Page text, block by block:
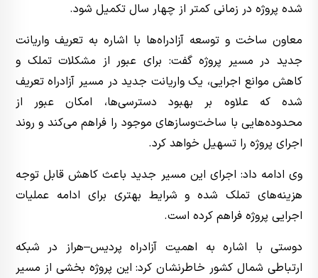
شده پروژه در زمانی کمتر از چهار سال تکمیل شود.
معاون ساخت و توسعه آزادراه‌ها با اشاره به تعریف واریانت
جدید در مسیر پروژه گفت: برای عبور از مشکلات تملک و
کاهش موانع اجرایی، یک واریانت جدید در مسیر آزادراه تعریف
شده که علاوه بر بهبود دسترسی‌ها، امکان عبور از
محدوده‌هایی با ساخت‌وسازهای موجود را فراهم می‌کند و روند
اجرای پروژه را تسهیل خواهد کرد.
وی ادامه داد: اجرای این مسیر جدید باعث کاهش قابل توجه
هزینه‌های تملک شده و شرایط بهتری برای ادامه عملیات
اجرایی پروژه فراهم کرده است.
دوستی با اشاره به اهمیت آزادراه پردیس–هراز در شبکه
ارتباطی شمال کشور خاطرنشان کرد: این پروژه بخشی از مسیر